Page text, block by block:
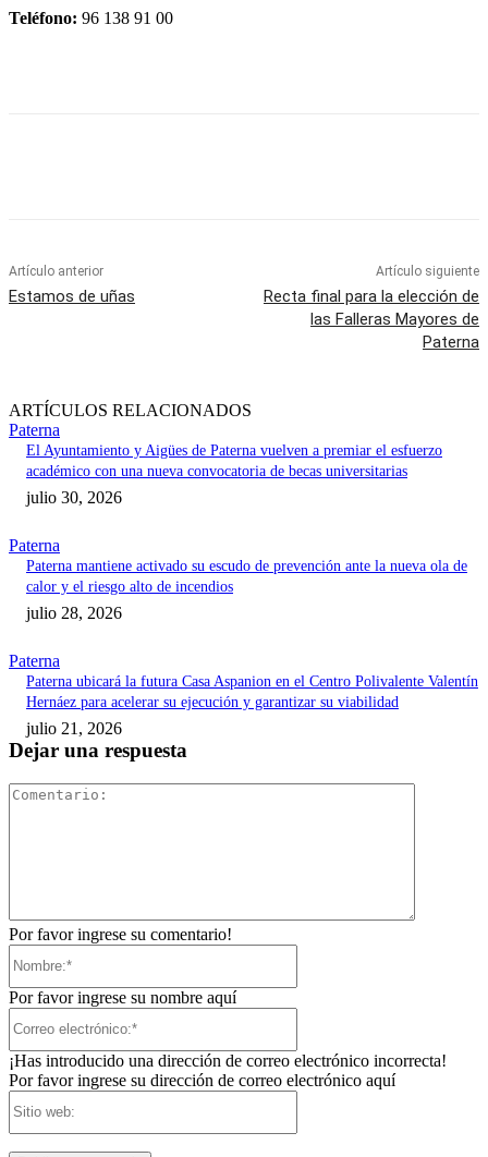
Teléfono: 96 138 91 00
Artículo anterior
Estamos de uñas
Artículo siguiente
Recta final para la elección de
las Falleras Mayores de
Paterna
ARTÍCULOS RELACIONADOS
Paterna
El Ayuntamiento y Aigües de Paterna vuelven a premiar el esfuerzo
académico con una nueva convocatoria de becas universitarias
julio 30, 2026
Paterna
Paterna mantiene activado su escudo de prevención ante la nueva ola de
calor y el riesgo alto de incendios
julio 28, 2026
Paterna
Paterna ubicará la futura Casa Aspanion en el Centro Polivalente Valentín
Hernáez para acelerar su ejecución y garantizar su viabilidad
julio 21, 2026
Dejar una respuesta
Por favor ingrese su comentario!
Por favor ingrese su nombre aquí
¡Has introducido una dirección de correo electrónico incorrecta!
Por favor ingrese su dirección de correo electrónico aquí